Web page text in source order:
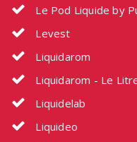
Le Pod Liquide by
Levest
Liquidarom
Liquidarom - Le
Liquidelab
Liquideo